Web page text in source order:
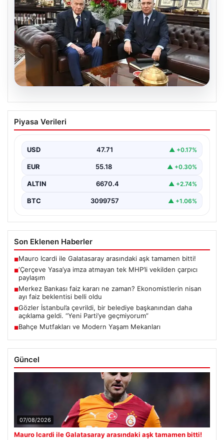
06.08.2026
‘Çerçeve Yasa’ya imza atmayan tek
MHP’li vekilden çarpıcı paylaşım
Piyasa Verileri
USD 47.71 ▲ +0.17%
EUR 55.18 ▲ +0.30%
ALTIN 6670.4 ▲ +2.74%
BTC 3099757 ▲ +1.06%
Son Eklenen Haberler
■Mauro Icardi ile Galatasaray arasındaki aşk tamamen bitti!
■‘Çerçeve Yasa’ya imza atmayan tek MHP’li vekilden çarpıcı
paylaşım
■Merkez Bankası faiz kararı ne zaman? Ekonomistlerin nisan
ayı faiz beklentisi belli oldu
■Gözler İstanbul’a çevrildi, bir belediye başkanından daha
açıklama geldi. “Yeni Parti’ye geçmiyorum”
■Bahçe Mutfakları ve Modern Yaşam Mekanları
Güncel
07/08/2026
Mauro Icardi ile Galatasaray arasındaki aşk tamamen bitti!